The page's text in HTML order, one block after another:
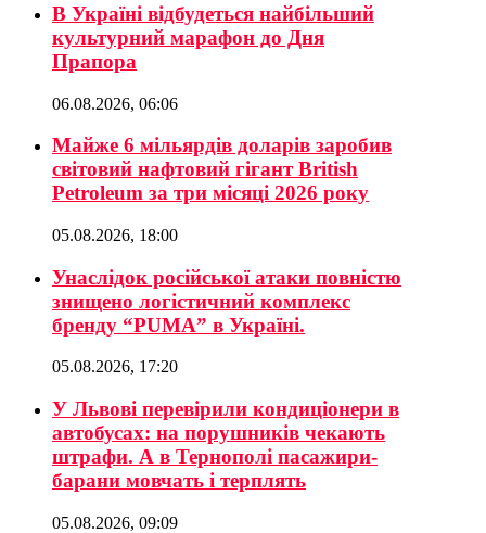
В Україні відбудеться найбільший
культурний марафон до Дня
Прапора
06.08.2026, 06:06
Майже 6 мільярдів доларів заробив
світовий нафтовий гігант British
Petroleum за три місяці 2026 року
05.08.2026, 18:00
Унаслідок російської атаки повністю
знищено логістичний комплекс
бренду “PUMA” в Україні.
05.08.2026, 17:20
У Львові перевірили кондиціонери в
автобусах: на порушників чекають
штрафи. А в Тернополі пасажири-
барани мовчать і терплять
05.08.2026, 09:09